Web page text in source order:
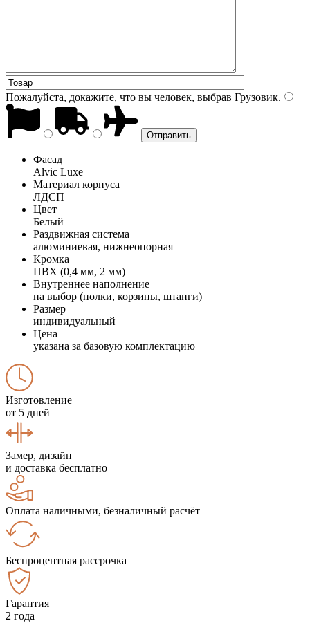
Пожалуйста, докажите, что вы человек, выбрав Грузовик.
Фасад
Alvic Luxe
Материал корпуса
ЛДСП
Цвет
Белый
Раздвижная система
алюминиевая, нижнеопорная
Кромка
ПВХ (0,4 мм, 2 мм)
Внутреннее наполнение
на выбор (полки, корзины, штанги)
Размер
индивидуальный
Цена
указана за базовую комплектацию
Изготовление
от 5 дней
Замер, дизайн
и доставка бесплатно
Оплата наличными, безналичный расчёт
Беспроцентная рассрочка
Гарантия
2 года